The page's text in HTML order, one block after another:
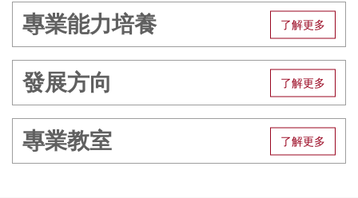
專業能力培養
發展方向
專業教室